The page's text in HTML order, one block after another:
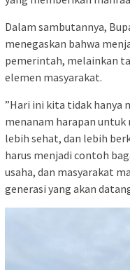
‎Dalam sambutannya,
menegaskan bahwa
pemerintah, melainkan
elemen masyarakat.
‎”Hari ini kita tidak hanya
menanam harapan untuk
lebih sehat, dan lebih
harus menjadi contoh
usaha, dan masyarakat
generasi yang akan